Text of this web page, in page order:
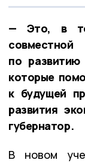
— Это, в
по развитию
которые
к будущей
развития
губернатор.
В новом